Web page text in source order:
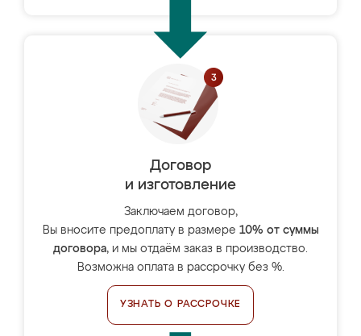
Договор
и изготовление
Заключаем договор,
Вы вносите предоплату в размере 10% от суммы
договора, и мы отдаём заказ в производство.
Возможна оплата в рассрочку без %.
УЗНАТЬ О РАССРОЧКЕ